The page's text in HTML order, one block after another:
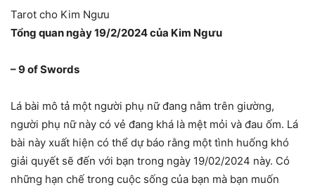
Tarot cho Kim Ngưu
Tổng quan ngày 19/2/2024 của Kim Ngưu
– 9 of Swords
Lá bài mô tả một người phụ nữ đang nằm trên giường,
người phụ nữ này có vẻ đang khá là mệt mỏi và đau ốm. Lá
bài này xuất hiện có thể dự báo rằng một tình huống khó
giải quyết sẽ đến với bạn trong ngày 19/02/2024 này. Có
những hạn chế trong cuộc sống của bạn mà bạn muốn